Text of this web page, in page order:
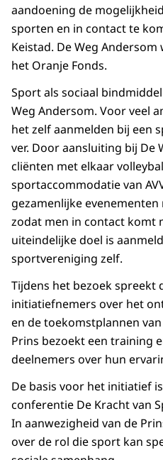
aandoening de
sporten en in contact te
Keistad. De Weg
het Oranje Fonds.
Sport als sociaal
Weg Andersom. Voor veel
het zelf aanmelden bij een
ver. Door aansluiting bij De
cliënten met elkaar
sportaccommodatie van
gezamenlijke
zodat men in contact komt
uiteindelijke doel is
sportvereniging zelf.
Tijdens het bezoek spreekt
initiatiefnemers over het
en de toekomstplannen
Prins bezoekt een training
deelnemers over hun
De basis voor het initiatief
conferentie De Kracht van
In aanwezigheid van de
over de rol die sport kan